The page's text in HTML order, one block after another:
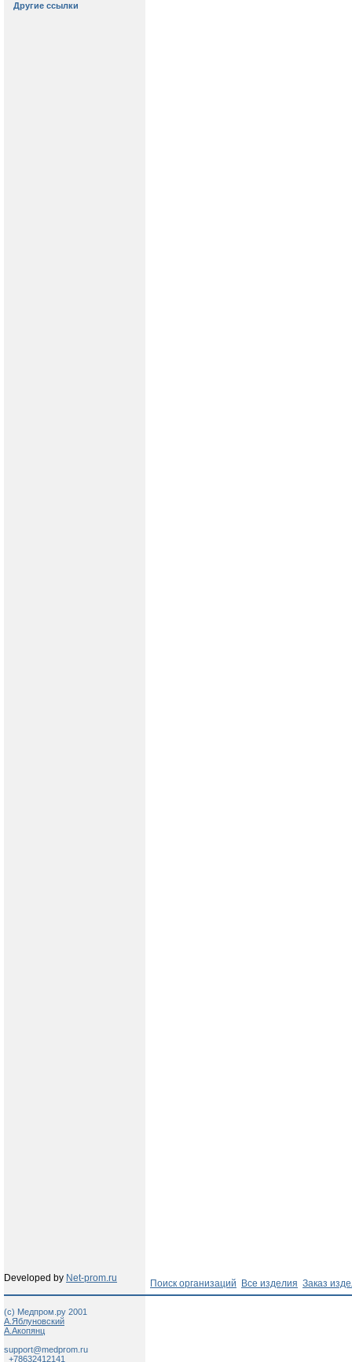
Developed by Net-prom.ru Поиск организаций Все изделия Заказ
(c) Медпром.ру 2001
А.Яблуновский
А.Акопянц
support@medprom.ru
+78632412141